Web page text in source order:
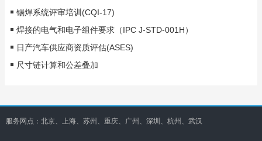
锡焊系统评审培训(CQI-17)
焊接的电气和电子组件要求（IPC J-STD-001H）
日产汽车供应商资质评估(ASES)
尺寸链计算和公差叠加
服务网点：北京、上海、苏州、重庆、广州、深圳、杭州、武汉